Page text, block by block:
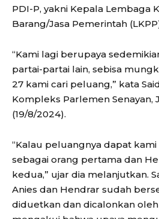
PDI-P, yakni Kepala Lembaga
Barang/Jasa Pemerintah
“Kami lagi berupaya
partai-partai lain, sebisa
27 kami cari peluang,” kata
Kompleks Parlemen Senayan,
(19/8/2024).
“Kalau peluangnya dapat kami
sebagai orang pertama dan
kedua,” ujar dia melanjutkan.
Anies dan Hendrar sudah
diduetkan dan dicalonkan oleh